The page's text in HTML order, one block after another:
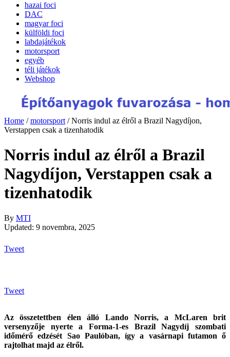
hazai foci
DAC
magyar foci
külföldi foci
labdajátékok
motorsport
egyéb
téli játékok
Webshop
Home /motorsport /Norris indul az élről a Brazil Nagydíjon,
Verstappen csak a tizenhatodik
Norris indul az élről a Brazil
Nagydíjon, Verstappen csak a
tizenhatodik
By MTI
Updated: 9 novembra, 2025
Tweet
Tweet
Az összetettben élen álló Lando Norris, a McLaren brit
versenyzője nyerte a Forma-1-es Brazil Nagydíj szombati
időmérő edzését Sao Paulóban, így a vasárnapi futamon ő
rajtolhat majd az élről.